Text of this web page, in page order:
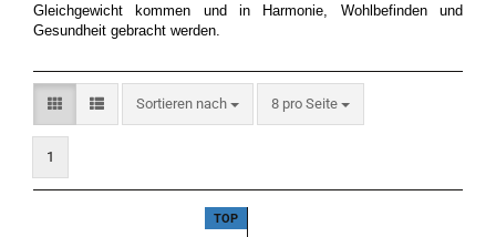
Gleichgewicht kommen und in Harmonie, Wohlbefinden und
Gesundheit gebracht werden.
Sortieren nach
Sortieren nach 8 pro Seite
pro Seite
1
TOP